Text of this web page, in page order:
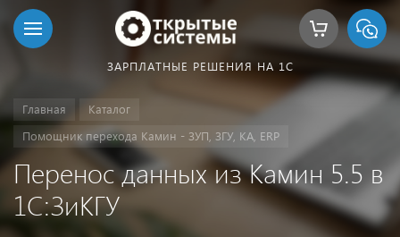
ЗАРПЛАТНЫЕ РЕШЕНИЯ НА 1С
Главная
Каталог
Помощник перехода Камин - ЗУП, ЗГУ, КА, ERP
Перенос данных из Камин 5.5 в
1С:ЗиКГУ